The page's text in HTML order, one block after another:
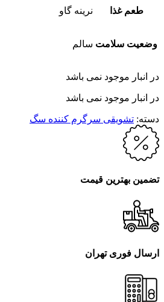
طعم غذا نرینه گاو
وضعیت سلامت سالم
در انبار موجود نمی باشد
در انبار موجود نمی باشد
دسته: تشویقی سرگرم کننده سگ
تضمین بهترین قیمت
ارسال فوری تهران